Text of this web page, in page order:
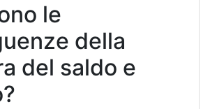
le
della
del saldo e